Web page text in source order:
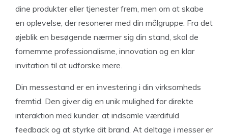
dine produkter eller tjenester frem, men om at skabe
en oplevelse, der resonerer med din målgruppe. Fra det
øjeblik en besøgende nærmer sig din stand, skal de
fornemme professionalisme, innovation og en klar
invitation til at udforske mere.
Din messestand er en investering i din virksomheds
fremtid. Den giver dig en unik mulighed for direkte
interaktion med kunder, at indsamle værdifuld
feedback og at styrke dit brand. At deltage i messer er